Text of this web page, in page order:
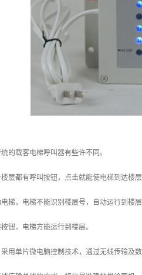
的载客电梯呼叫器有些许不同。
层都有呼叫按钮，点击就能使电梯到达楼层
梯，电梯不能识别楼层号，自动运行到楼
钮，电梯方能运行到楼层。
用单片微电脑控制技术，通过无线传输及